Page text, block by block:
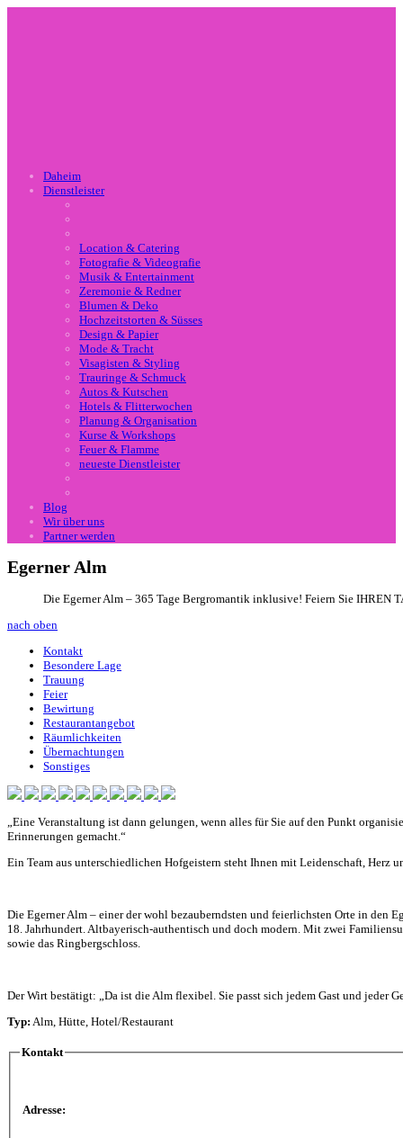
Daheim
Dienstleister
Location & Catering
Fotografie & Videografie
Musik & Entertainment
Zeremonie & Redner
Blumen & Deko
Hochzeitstorten & Süsses
Design & Papier
Mode & Tracht
Visagisten & Styling
Trauringe & Schmuck
Autos & Kutschen
Hotels & Flitterwochen
Planung & Organisation
Kurse & Workshops
Feuer & Flamme
neueste Dienstleister
Blog
Wir über uns
Partner werden
Egerner Alm
Die Egerner Alm – 365 Tage Bergromantik inklusive! Feiern Sie IHREN
nach oben
Kontakt
Besondere Lage
Trauung
Feier
Bewirtung
Restaurantangebot
Räumlichkeiten
Übernachtungen
Sonstiges
„Eine Veranstaltung ist dann gelungen, wenn alles für Sie auf den Punkt
Erinnerungen gemacht.“
Ein Team aus unterschiedlichen Hofgeistern steht Ihnen mit Leidenschaft, Herz
Die Egerner Alm – einer der wohl bezauberndsten und feierlichsten Orte in den
18. Jahrhundert. Altbayerisch-authentisch und doch modern. Mit zwei
sowie das Ringbergschloss.
Der Wirt bestätigt: „Da ist die Alm flexibel. Sie passt sich jedem Gast und jeder
Typ: Alm, Hütte, Hotel/Restaurant
Kontakt
Adresse: